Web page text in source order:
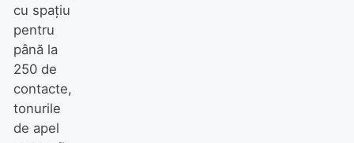
cu spaţiu
pentru
până la
250 de
contacte,
tonurile
de apel